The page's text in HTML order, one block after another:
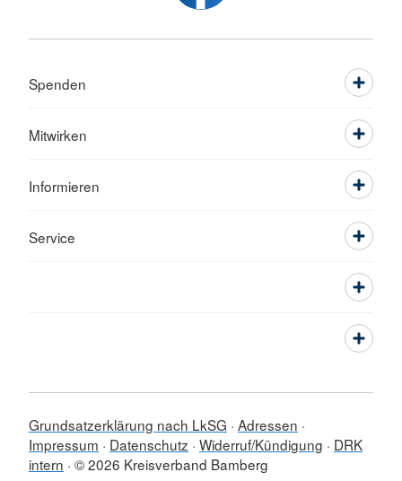
Spenden
Mitwirken
Informieren
Service
Grundsatzerklärung nach LkSG Adressen
Impressum
Datenschutz Widerruf/Kündigung
DRK
intern © 2026 Kreisverband Bamberg